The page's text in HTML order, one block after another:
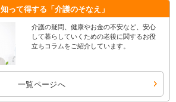
知って得する 「介護のそなえ」
介護の疑問、健康やお金の不安など、安心
して暮らしていくための老後に関するお役
立ちコラムをご紹介しています。
一覧ページへ